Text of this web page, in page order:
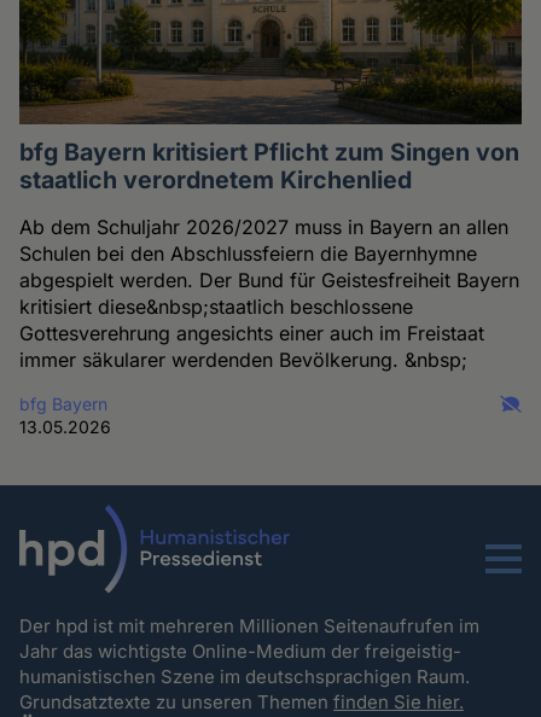
bfg Bayern kritisiert Pflicht zum Singen von
staatlich verordnetem Kirchenlied
Ab dem Schuljahr 2026/2027 muss in Bayern an allen
Schulen bei den Abschlussfeiern die Bayernhymne
abgespielt werden. Der Bund für Geistesfreiheit Bayern
kritisiert diese&nbsp;staatlich beschlossene
Gottesverehrung angesichts einer auch im Freistaat
immer säkularer werdenden Bevölkerung. &nbsp;
bfg Bayern
13.05.2026
Menu
Der hpd ist mit mehreren Millionen Seitenaufrufen im
Jahr das wichtigste Online-Medium der freigeistig-
humanistischen Szene im deutschsprachigen Raum.
Grundsatztexte zu unseren Themenfinden Sie hier.